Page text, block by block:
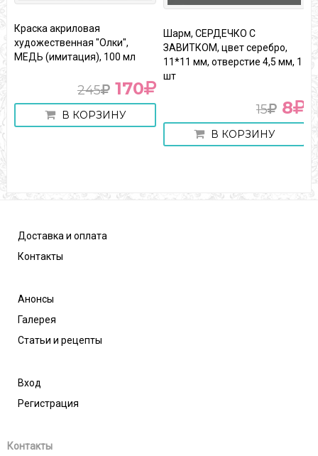
Краска акриловая
художественная "Олки",
МЕДЬ (имитация), 100 мл
245 170
В КОРЗИНУ
Шарм, СЕРДЕЧКО С
ЗАВИТКОМ, цвет серебро,
11*11 мм, отверстие 4,5 мм, 1
шт
15 8
В КОРЗИНУ
Доставка и оплата
Контакты
Анонсы
Галерея
Статьи и рецепты
Вход
Регистрация
Контакты